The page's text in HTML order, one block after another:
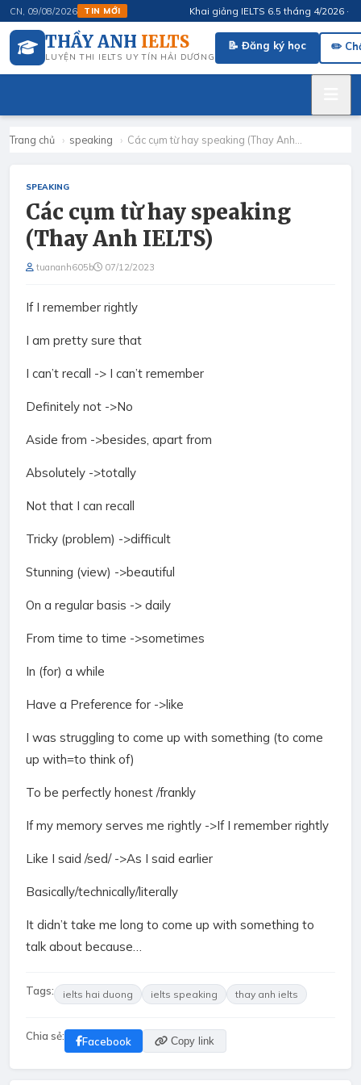
CN, 09/08/2026 TIN MỚI Khai giảng IELTS 6.5 tháng 4/2026 ·
THẦY ANH IELTS
LUYỆN THI IELTS UY TÍN HẢI DƯƠNG
📝 Đăng ký học ✏️
Trang chủ › speaking › Các cụm từ hay speaking (Thay Anh…
SPEAKING
Các cụm từ hay speaking
(Thay Anh IELTS)
tuananh605b 07/12/2023
If I remember rightly
I am pretty sure that
I can’t recall -> I can’t remember
Definitely not ->No
Aside from ->besides, apart from
Absolutely ->totally
Not that I can recall
Tricky (problem) ->difficult
Stunning (view) ->beautiful
On a regular basis -> daily
From time to time ->sometimes
In (for) a while
Have a Preference for ->like
I was struggling to come up with something (to come
up with=to think of)
To be perfectly honest /frankly
If my memory serves me rightly ->If I remember rightly
Like I said /sed/ ->As I said earlier
Basically/technically/literally
It didn’t take me long to come up with something to
talk about because…
Tags: ielts hai duong ielts speaking thay anh ielts
Chia sẻ: Facebook Copy link